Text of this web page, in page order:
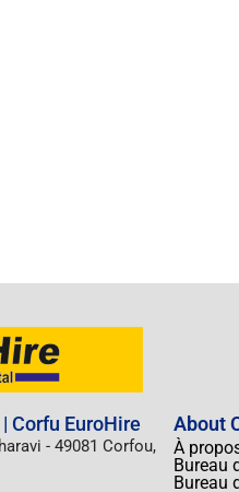
Corfu EuroHire
- 49081 Corfou,
About
À
Bureau
Bureau